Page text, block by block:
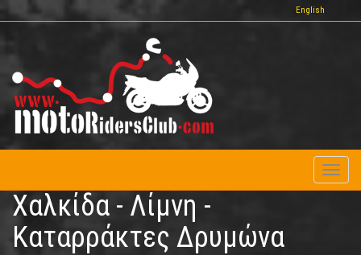
Παράκαμψη
προς
περιεχόμενο
English
Χαλκίδα - Λίμνη -
Καταρράκτες Δρυμώνα